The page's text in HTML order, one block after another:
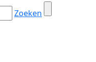
Zoeken